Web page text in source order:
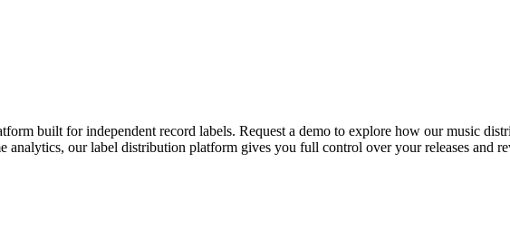
built for independent record labels. Request a demo to explore how our music
analytics, our label distribution platform gives you full control over your releases and